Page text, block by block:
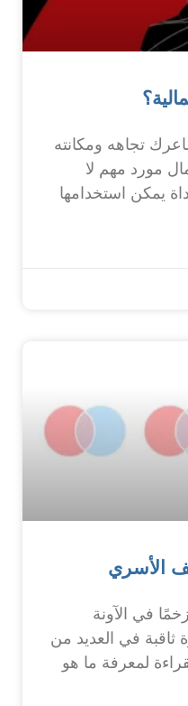
تجاهه ومكانته
مورد مهم لا
يمكن استخدامها
الأسري
في الآونة
ثاقبة في العديد من
لمعرفة ما هو